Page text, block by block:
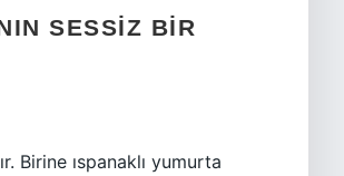
SESSIZ BIR
Birine ıspanaklı yumurta